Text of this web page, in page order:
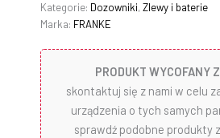
Kategorie: Dozowniki,Zlewy i baterie
Marka: FRANKE
PRODUKT WYCOFANY
skontaktuj się z nami w celu
urządzenia o tych samych
sprawdź podobne produkty